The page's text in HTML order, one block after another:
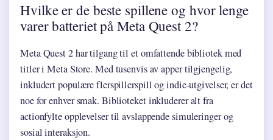
Hvilke er de beste spillene og hvor lenge
varer batteriet på Meta Quest 2?
Meta Quest 2 har tilgang til et omfattende bibliotek med
titler i Meta Store. Med tusenvis av apper tilgjengelig,
inkludert populære flerspillerspill og indie-utgivelser, er det
noe for enhver smak. Biblioteket inkluderer alt fra
actionfylte opplevelser til avslappende simuleringer og
sosial interaksjon.